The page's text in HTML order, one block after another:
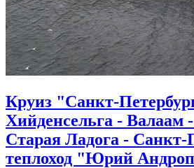
Круиз "Санкт-
Хийденсельга - Валаам
Старая Ладога - Санкт-
теплоход "Юрий